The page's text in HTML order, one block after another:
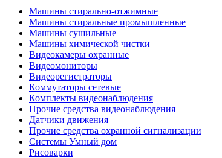
Машины стирально-отжимные
Машины стиральные промышленные
Машины сушильные
Машины химической чистки
Видеокамеры охранные
Видеомониторы
Видеорегистраторы
Коммутаторы сетевые
Комплекты видеонаблюдения
Прочие средства видеонаблюдения
Датчики движения
Прочие средства охранной сигнализации
Системы Умный дом
Рисоварки